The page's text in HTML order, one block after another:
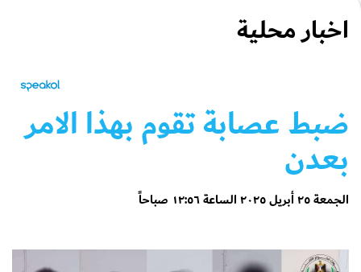
اخبار محلية
ضبط عصابة تقوم بهذا الامر
بعدن
الجمعة ٢٥ أبريل ٢٠٢٥ الساعة ١٢:٥٦ صباحاً